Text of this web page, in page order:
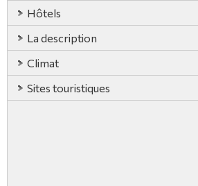
Hôtels
La description
Climat
Sites touristiques